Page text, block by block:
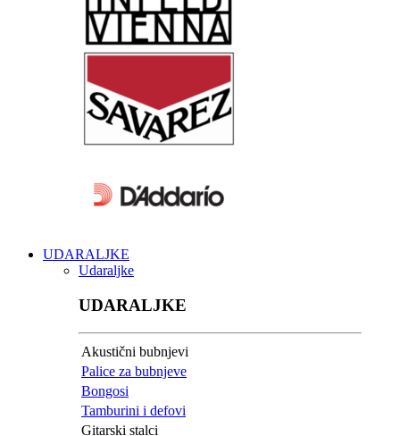
UDARALJKE
Udaraljke
UDARALJKE
Akustični bubnjevi
Palice za bubnjeve
Bongosi
Tamburini i defovi
Gitarski stalci